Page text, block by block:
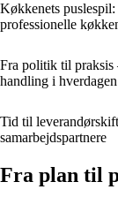
Køkkenets
professionelle
Fra politik til praksis
handling i hverdagen
Tid til
samarbejdspartnere
Fra plan til